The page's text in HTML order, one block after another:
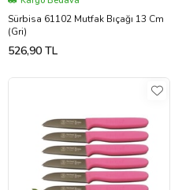
Sürbisa 61102 Mutfak Bıçağı 13 Cm
(Gri)
526,90 TL